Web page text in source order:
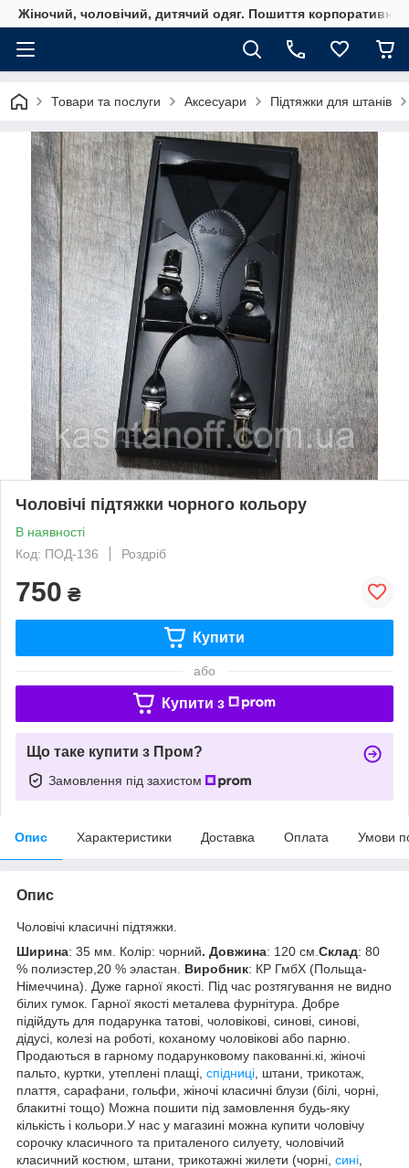
Жіночий, чоловічий, дитячий одяг. Пошиття
Товари та послуги Аксесуари Підтяжки для штанів
Чоловічі підтяжки чорного кольору
В наявності
Код: ПОД-136
Роздріб
750 ₴
Купити
або
Купити з
Що таке купити з Пром?
Замовлення під захистом
Опис Характеристики Доставка Оплата Умови
Опис
Чоловічі класичні підтяжки.
Ширина: 35 мм. Колір: чорний. Довжина: 120 см. Склад: 80
% полиэстер,20 % эластан.
Виробник: КР ГмбХ (Польща-
Німеччина). Дуже гарної якості. Під час розтягування не видно
білих гумок. Гарної якості металева фурнітура. Добре
підійдуть для подарунка татові, чоловікові, синові, синові,
дідусі, колезі на роботі, коханому чоловікові або парню.
Продаються в гарному подарунковому пакованні.кі, жіночі
пальто, куртки, утеплені плащі, спідниці , штани, трикотаж,
плаття, сарафани, гольфи, жіночі класичні блузи (білі, чорні,
блакитні тощо) Можна пошити під замовлення будь-яку
кількість і кольори.У нас у магазині можна купити чоловічу
сорочку класичного та приталеного силуету, чоловічий
класичний костюм, штани, трикотажні жилети (чорні, сині